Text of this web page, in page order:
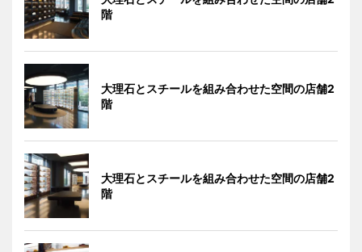
階
大理石とスチールを組み合わせた空間の店舗2
階
大理石とスチールを組み合わせた空間の店舗2
階